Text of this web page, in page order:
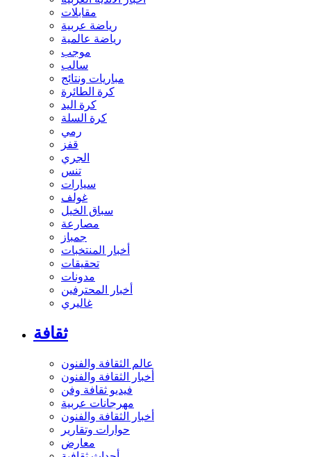
مقابلات
رياضة عربية
رياضة عالمية
موجب
سالب
مباريات ونتائج
كرة الطائرة
كرة اليد
كرة السلة
رمي
قفز
الجري
تنس
سيارات
غولف
سباق الخيل
مصارعة
جمباز
أخبار المنتخبات
تحقيقات
مدونات
أخبار المحترفين
غاليري
ثقافة
عالم الثقافة والفنون
أخبار الثقافة والفنون
فيديو ثقافة وفن
مهرجانات عربية
أخبار الثقافة والفنون
حوارات وتقارير
معارض